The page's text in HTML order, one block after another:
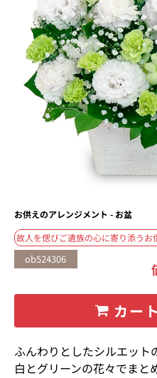
お供えのアレンジメント - お盆
故人を偲びご遺族の心に寄り添うお
ob524306
カー
ふんわりとしたシルエット
白とグリーンの花々でまと